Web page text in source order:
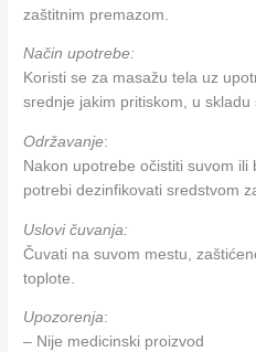
zaštitnim premazom.
Način upotrebe:
Koristi se za masažu tela uz
srednje jakim pritiskom, u skladu
Održavanje:
Nakon upotrebe očistiti suvom ili
potrebi dezinfikovati sredstvom
Uslovi čuvanja:
Čuvati na suvom mestu,
toplote.
Upozorenja:
– Nije medicinski proizvod